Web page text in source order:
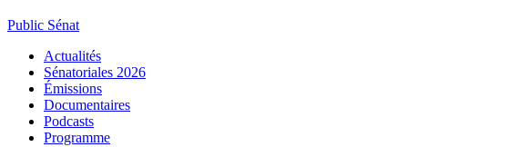
Public Sénat
Actualités
Sénatoriales 2026
Émissions
Documentaires
Podcasts
Programme